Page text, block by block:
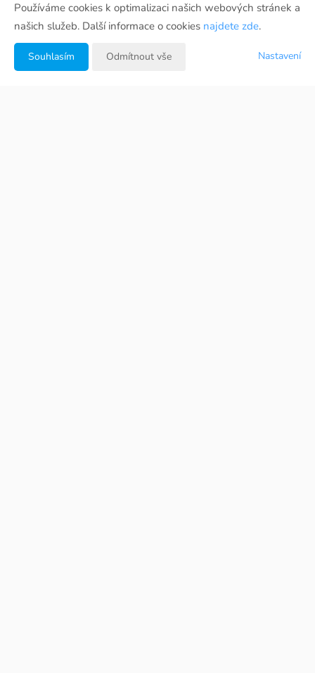
Používáme cookies k optimalizaci našich webových stránek a
našich služeb. Další informace o cookies najdete zde.
Souhlasím Odmítnout vše Nastavení